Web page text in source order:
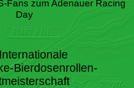
Fans zum Adenauer Racing
Day
Bierdosenrollen-